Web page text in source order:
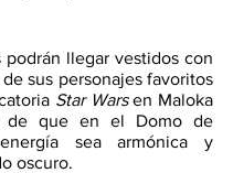
podrán llegar vestidos con
sus personajes favoritos
Star Wars en Maloka
de que en el Domo de
sea armónica y
oscuro.